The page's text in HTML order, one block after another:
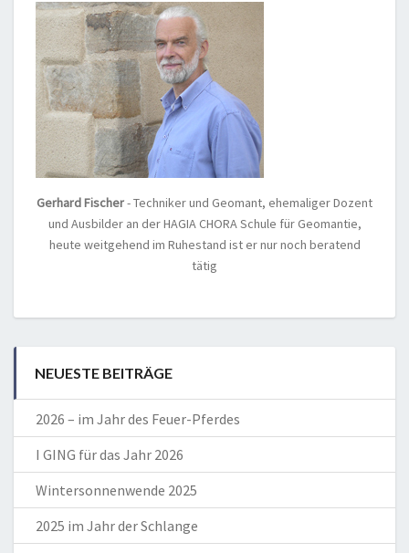
Gerhard Fischer- Techniker und Geomant, ehemaliger Dozent
und Ausbilder an der HAGIA CHORA Schule für Geomantie,
heute weitgehend im Ruhestand ist er nur noch beratend
tätig
NEUESTE BEITRÄGE
2026 – im Jahr des Feuer-Pferdes
I GING für das Jahr 2026
Wintersonnenwende 2025
2025 im Jahr der Schlange